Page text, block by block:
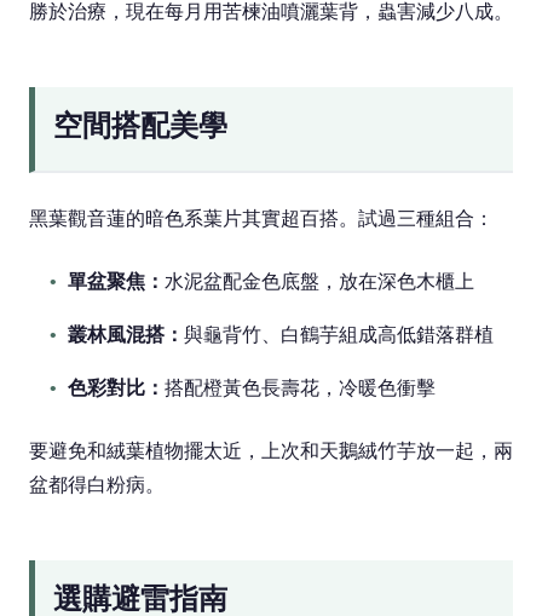
勝於治療，現在每月用苦楝油噴灑葉背，蟲害減少八成。
空間搭配美學
黑葉觀音蓮的暗色系葉片其實超百搭。試過三種組合：
單盆聚焦： 水泥盆配金色底盤，放在深色木櫃上
叢林風混搭： 與龜背竹、白鶴芋組成高低錯落群植
色彩對比： 搭配橙黃色長壽花，冷暖色衝擊
要避免和絨葉植物擺太近，上次和天鵝絨竹芋放一起，兩
盆都得白粉病。
選購避雷指南